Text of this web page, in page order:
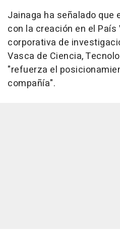
Jainaga ha señalado
con la creación en el
corporativa de
Vasca de Ciencia,
"refuerza el
compañía".